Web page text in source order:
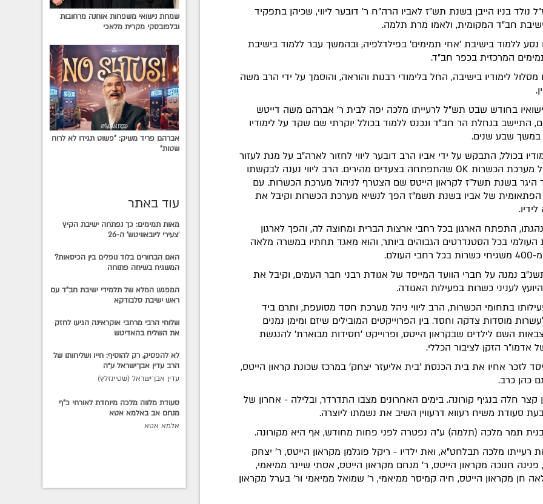
נולד בניו הייבן בשנת תש"ז לאביו הרה"ח ר' דובער ליווי, שכיהן בתפקיד
חב"ד המקומית, ולאמו מרת תלמה.
נסע ללמוד בישיבת 'אחי תמימים' בפילדלפיה, ובהמשך עבר ללמוד בישיבת
המרכזית בכפר חב"ד.
מסלול לימודיו בישיבה, החל בלימודי רבנות והוראה, והוסמך על ידי הרב משה
בחודש שבט תש"ל לרעייתו מלכה יפה לבית ר' אברהם משה דייטש
התיישב בנחלת הר חב"ד ונכנס ללמוד בכולל יוקרתי שם שקד על לימודיו
במשך שבע שנים.
בכולל, התבקש על ידי אביו הרב דובער ליווי לחזור לארה"ב על מנת לעזור
לו בניהול מערכת הכשרות OK שהתפתחה בצעדים מהירים. הרב ליווי נענה לבקשתו
היגר בשנת תשל"ז לקראון הייטס שם הצטרף לניהול מערכת הכשרות. עם
הפתאומית של אביו בשנת תשמ"ז הפך לנשיא מערכת הכשרות וקיבל את
התפתח הארגון בכל רחבי ארצות הברית ומחוצה לה, והפך לארגון
העולמי בכל הסטנדרטים הגבוהים ביותר, והוא מאגד תחתיו במשרה מלאה
העולם.
נמנה על חברי הוועד המייסד של אגודת רבני חבר העמים, וקיבל את
לעניני כשרות בפעילות האגודה.
בתחומי הכשרות, הרב ליווי ניהל מערכת חסד מסועפת, ותרם ביד
מוסדות צדקה וחסד. בין הפרוייקטים המובילים שיזם ומימן נמנים
צבאות השם לילדים שבקראון הייטס, ופרוייקט 'חסידות מבוארת' להנגשת
אדמו"ר הזקן לציבור הכללי.
לזכר אחיו את בית הכנסת 'בית אליעזר יצחק' במרכז שכונת קראון הייטס,
כהן כרב.
קצר חלה בנגיף קורונה. בימים האחרונים מצבו התדרדר, ובלילה - אחרון של
סעודת משיח רעווא דרעווין השיב את נשמתו ליוצרה.
תמר מלכה (תלמה) ע"ה נפטרה לפני פחות מחודש, אף היא מקורונה.
רעייתו מלכה תבלחט"א, ואת ילדיו - ריקל פוגלמן מקראון הייטס, ר' יצחק
פנינה חנוכה מקראון הייטס, ר' מנחם מקראון הייטס, אסתי שיינר ממיאמי,
חן מקראון הייטס, חיה קמיסר ממיאמי, ר' שמואל ממיאמי ור' בערל מקראון
שמחת נישואי משפחות אוחנה מרחובות
ובלפובסקי מקרית מלאכי
אברהם פריד משיק: "פשוט תגידו לא לרוח
שטות"
עוד באתר
מאות תמימים: כך נפתחה ישיבת הקיץ
'צעירי ליובאוויטש' ה-26
האם הבחורים בלוד נופלים בין הכיסאות?
המשגיח בשיחה פתוחה
המפגש המלא של תלמידי ישיבת חב"ד עם
ראש ישיבת סלבודקא
שלוחי הרבי מרחבי אוקראינה הגיעו לחזק
את השליח בהאדיטש
לא להפסיק, רק להוסיף: חייו ושליחותו של
הרב עדין אבן־ישראל ע״ה
עדין אבן־ישראל (שטיינזלץ)
סעודת מלווה מלכה מיוחדת לאורחי כ"ף
מנחם אב באלמא אטא
אלמא אטא